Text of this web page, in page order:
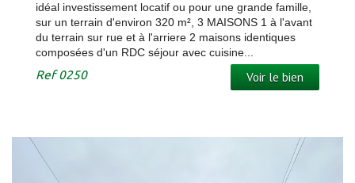
idéal investissement locatif ou pour une grande famille,
sur un terrain d'environ 320 m², 3 MAISONS 1 à l'avant
du terrain sur rue et à l'arriere 2 maisons identiques
composées d'un RDC séjour avec cuisine...
Ref0250 Voir le bien